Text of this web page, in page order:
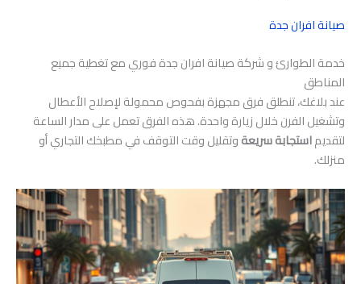
صيانة افران جدة
خدمة الطوارئ و شركة صيانة افران جدة فوري مع تغطية جميع
المناطق
عند بلاغك، تنطلق فرق مجهزة بفحوص محمولة لإصلاح الأعطال
وتشغيل الفرن خلال زيارة واحدة. هذه الفرق تعمل على مدار الساعة
لتقديماستجابة سريعةوتقليل وقت التوقف في مطبخك التجاري أو
منزلك.